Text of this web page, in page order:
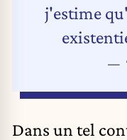
j'estime
Dans un tel